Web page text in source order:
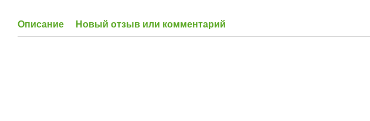
Описание Новый отзыв или комментарий